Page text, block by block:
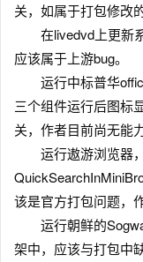
关，如属于打包修改
在livedvd上更新系
应该属于上游bug。
运行中标普华
三个组件运行后图标
关，作者目前尚无能
运行遨游浏览器，
该是官方打包问题，
运行朝鲜的
架中，应该与打包中